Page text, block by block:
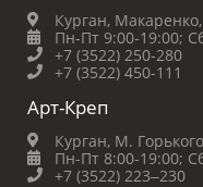
Курган,
Пн-Пт 9:00-19:00;
+7 (3522) 250-280
+7 (3522) 450-111
Арт-Креп
Курган, М.
Пн-Пт 8:00-19:00;
+7 (3522) 223‒230